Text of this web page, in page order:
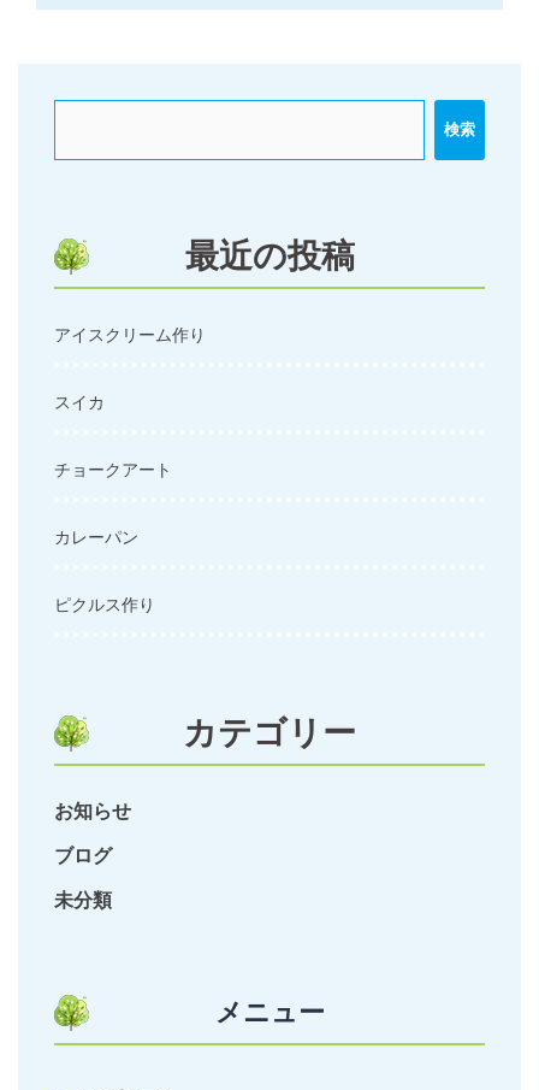
ゲ
ン
検索
最近の投稿
アイスクリーム作り
スイカ
チョークアート
カレーパン
ピクルス作り
カテゴリー
お知らせ
ブログ
未分類
メニュー